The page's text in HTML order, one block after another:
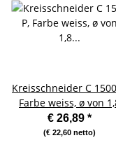
Kreisschneider C
Farbe weiss, ø von
bis 17 cm
€ 26,89 *
(€ 22,60 netto)